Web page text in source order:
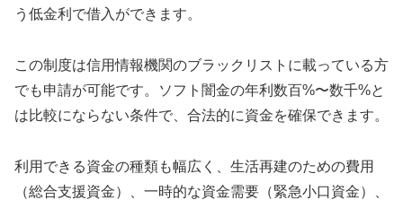
う低金利で借入ができます。
この制度は信用情報機関のブラックリストに載っている方
でも申請が可能です。ソフト闇金の年利数百%〜数千%と
は比較にならない条件で、合法的に資金を確保できます。
利用できる資金の種類も幅広く、生活再建のための費用
（総合支援資金）、一時的な資金需要（緊急小口資金）、